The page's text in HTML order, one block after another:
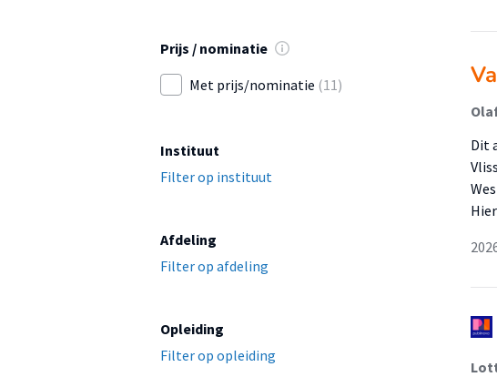
Prijs / nominatie
Met prijs/nominatie (11)
Instituut
Filter op instituut
Afdeling
Filter op afdeling
Opleiding
Filter op opleiding
Dit